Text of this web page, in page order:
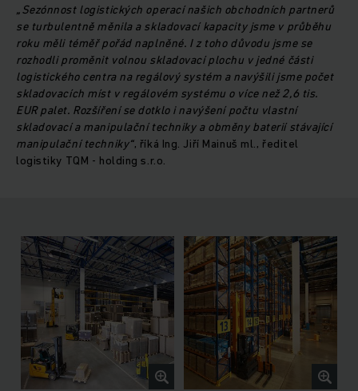
„Sezónnost logistických operací našich obchodních partnerů
se turbulentně měnila a skladovací kapacity jsme v průběhu
roku měli téměř pořád naplněné. I z toho důvodu jsme se
rozhodli proměnit volnou skladovací plochu v jedné části
logistického centra na regálový systém a navýšili jsme počet
skladovacích míst v regálovém systému o více než 2,6 tis.
EUR palet. Rozšíření se dotklo i navýšení počtu vlastní
skladovací a manipulační techniky a obměny baterií stávající
manipulační techniky“, říká Ing. Jiří Mainuš ml., ředitel
logistiky TQM - holding s.r.o.